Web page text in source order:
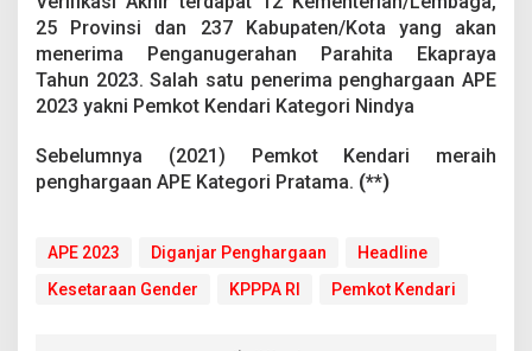
25 Provinsi dan 237 Kabupaten/Kota yang akan
menerima Penganugerahan Parahita Ekapraya
Tahun 2023. Salah satu penerima penghargaan APE
2023 yakni Pemkot Kendari Kategori Nindya
Sebelumnya (2021) Pemkot Kendari meraih
penghargaan APE Kategori Pratama. (**)
APE 2023 Diganjar Penghargaan
Headline
Kesetaraan Gender
KPPPA RI Pemkot Kendari